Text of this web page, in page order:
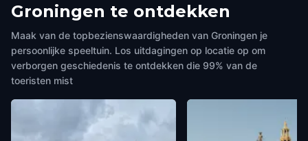
Groningen te ontdekken
Maak van de topbezienswaardigheden van Groningen je
persoonlijke speeltuin. Los uitdagingen op locatie op om
verborgen geschiedenis te ontdekken die 99% van de
toeristen mist